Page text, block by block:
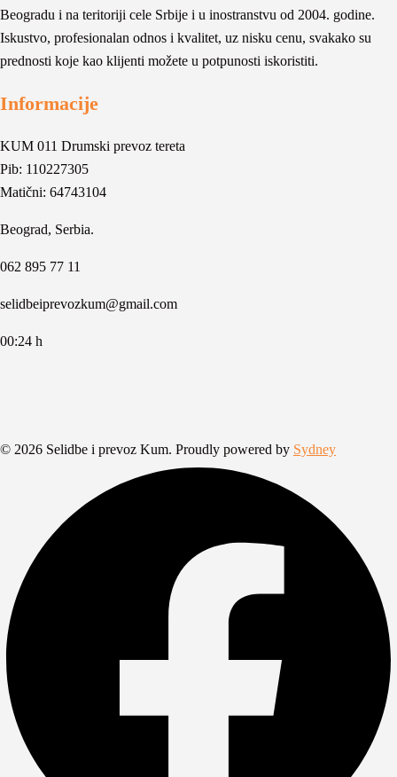
Beogradu i na teritoriji cele Srbije i u inostranstvu od 2004. godine.
Iskustvo, profesionalan odnos i kvalitet, uz nisku cenu, svakako su
prednosti koje kao klijenti možete u potpunosti iskoristiti.
Informacije
KUM 011 Drumski prevoz tereta
Pib: 110227305
Matični: 64743104
Beograd, Serbia.
062 895 77 11
selidbeiprevozkum@gmail.com
00:24 h
© 2026 Selidbe i prevoz Kum. Proudly powered by Sydney